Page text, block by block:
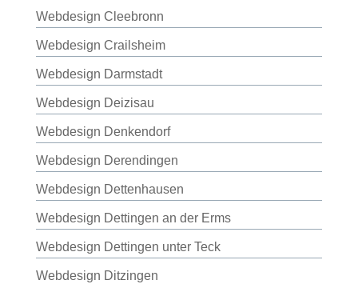
Webdesign Cleebronn
Webdesign Crailsheim
Webdesign Darmstadt
Webdesign Deizisau
Webdesign Denkendorf
Webdesign Derendingen
Webdesign Dettenhausen
Webdesign Dettingen an der Erms
Webdesign Dettingen unter Teck
Webdesign Ditzingen